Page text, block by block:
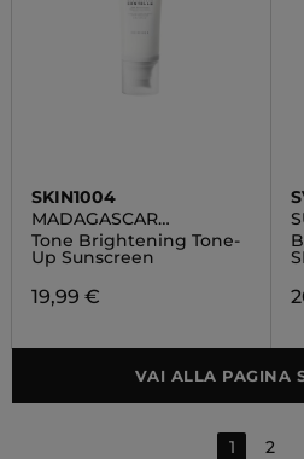
SKIN1004
MADAGASCAR
CENTELLA
Tone Brightening Tone-
Up Sunscreen
19,99 €
VAI ALLA PAGINA
1 2